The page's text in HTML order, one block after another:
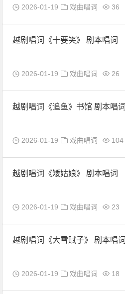
2026-01-19 戏曲唱词 36
越剧唱词《十要笑》 剧本唱词
2026-01-19 戏曲唱词 26
越剧唱词《追鱼》书馆 剧本唱词
2026-01-19 戏曲唱词 104
越剧唱词《矮姑娘》 剧本唱词
2026-01-19 戏曲唱词 23
越剧唱词《大雪赋子》 剧本唱词
2026-01-19 戏曲唱词 18